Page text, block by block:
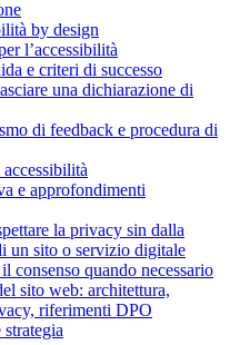
by design
l’accessibilità
e criteri di successo
una dichiarazione di
di feedback e procedura di
e approfondimenti
la privacy sin dalla
un sito o servizio digitale
consenso quando necessario
sito web: architettura,
riferimenti DPO